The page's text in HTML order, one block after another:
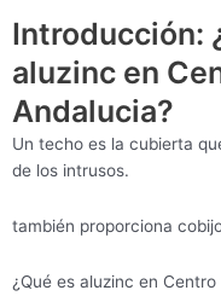
Introducción:
aluzinc en
Andalucia?
Un techo es la cubierta
de los intrusos.
también proporciona
¿Qué es aluzinc en